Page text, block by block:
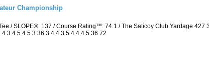
Championship
/ SLOPE®: 137 / Course Rating™: 74.1 / The Saticoy Club Yardage
3 4 5 4 5 3 36 3 4 4 3 5 4 4 4 5 36 72